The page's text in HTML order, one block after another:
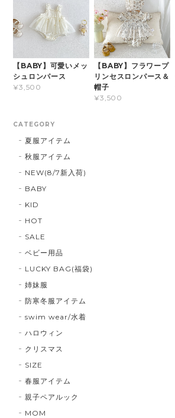
【BABY】可愛いメッ
シュロンパース
¥3,500
【BABY】フラワープ
リンセスロンパース＆
帽子
¥3,500
CATEGORY
夏服アイテム
秋服アイテム
NEW(8/7新入荷)
BABY
KID
HOT
SALE
ベビー用品
LUCKY BAG(福袋)
姉妹服
防寒冬服アイテム
swim wear/水着
ハロウィン
クリスマス
SIZE
春服アイテム
親子ペアルック
MOM